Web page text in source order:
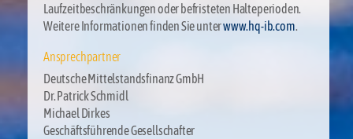
Laufzeitbeschränkungen oder befristeten Halteperioden.
Weitere Informationen finden Sie unterwww.hq-ib.com.
Ansprechpartner
Deutsche Mittelstandsfinanz GmbH
Dr. Patrick Schmidl
Michael Dirkes
Geschäftsführende Gesellschafter